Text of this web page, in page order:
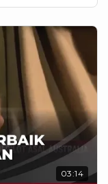
03:14